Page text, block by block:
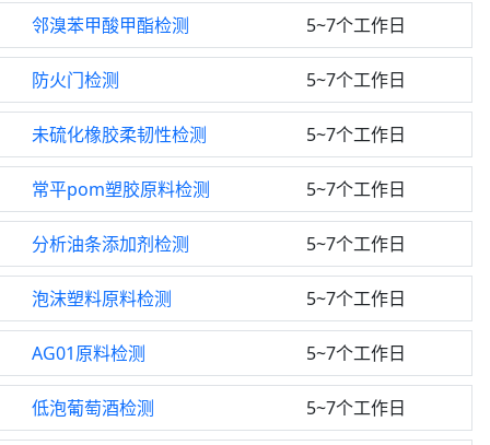
邻溴苯甲酸甲酯检测 5~7个工作日
防火门检测 5~7个工作日
未硫化橡胶柔韧性检测 5~7个工作日
常平pom塑胶原料检测 5~7个工作日
分析油条添加剂检测 5~7个工作日
泡沫塑料原料检测 5~7个工作日
AG01原料检测 5~7个工作日
低泡葡萄酒检测 5~7个工作日